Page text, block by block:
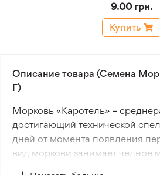
9.00 грн.
Купить
Описание товара (Семена
Г)
Морковь «Каротель» –
достигающий технической
дней от момента появления
вид моркови занимает челное